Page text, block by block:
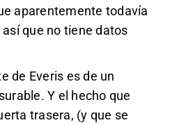
aparentemente todavía
que no tiene datos
de Everis es de un
Y el hecho que
trasera, (y que se